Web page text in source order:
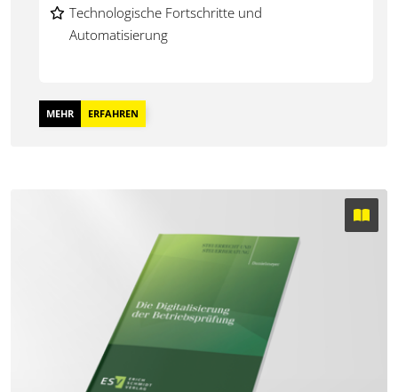
Kooperative Compliance-Programme
Technologische Fortschritte und
Automatisierung
MEHR ERFAHREN